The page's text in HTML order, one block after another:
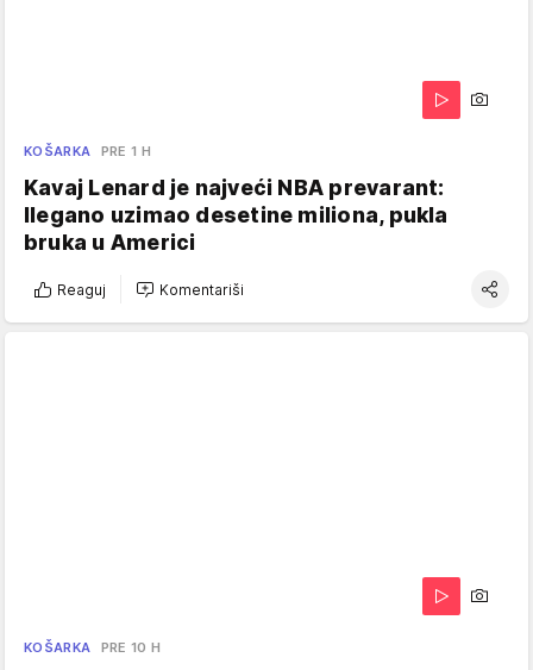
KOŠARKA PRE 1 H
Kavaj Lenard je najveći NBA prevarant:
Ilegano uzimao desetine miliona, pukla
bruka u Americi
Reaguj Komentariši
KOŠARKA PRE 10 H